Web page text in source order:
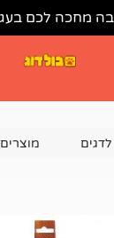
הקניות
חשמליים